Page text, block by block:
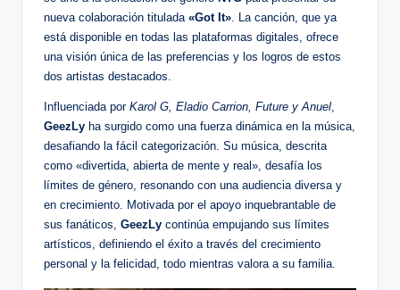
nueva colaboración titulada «Got It» . La canción, que ya
está disponible en todas las plataformas digitales, ofrece
una visión única de las preferencias y los logros de estos
dos artistas destacados.
Influenciada por Karol G, Eladio Carrion, Future y Anuel
GeezLy ha surgido como una fuerza dinámica en la música,
desafiando la fácil categorización. Su música, descrita
como «divertida, abierta de mente y real», desafía los
límites de género, resonando con una audiencia diversa y
en crecimiento. Motivada por el apoyo inquebrantable de
sus fanáticos, GeezLy continúa empujando sus límites
artísticos, definiendo el éxito a través del crecimiento
personal y la felicidad, todo mientras valora a su familia.